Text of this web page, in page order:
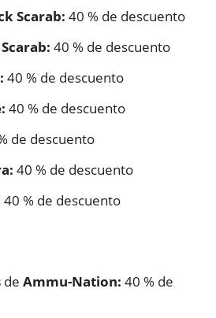
Scarab: 40 % de descuento
40 % de descuento
40 % de descuento
40 % de descuento
de descuento
40 % de descuento
40 % de descuento
de Ammu-Nation: 40 % de